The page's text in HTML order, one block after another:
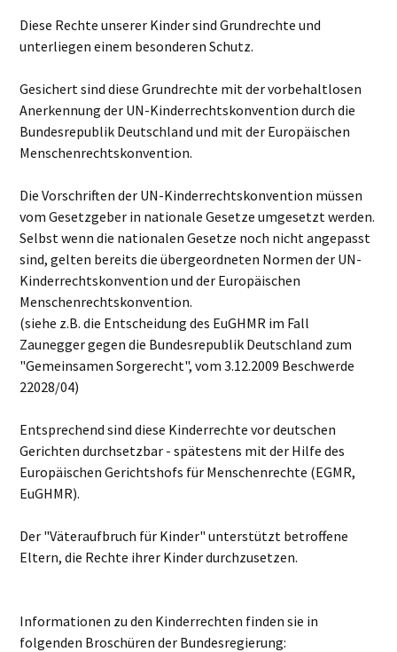
Diese Rechte unserer Kinder sind Grundrechte und
unterliegen einem besonderen Schutz.
Gesichert sind diese Grundrechte mit der vorbehaltlosen
Anerkennung der UN-Kinderrechtskonvention durch die
Bundesrepublik Deutschland und mit der Europäischen
Menschenrechtskonvention.
Die Vorschriften der UN-Kinderrechtskonvention müssen
vom Gesetzgeber in nationale Gesetze umgesetzt werden.
Selbst wenn die nationalen Gesetze noch nicht angepasst
sind, gelten bereits die übergeordneten Normen der UN-
Kinderrechtskonvention und der Europäischen
Menschenrechtskonvention.
(siehe z.B. die Entscheidung des EuGHMR im Fall
Zaunegger gegen die Bundesrepublik Deutschland zum
"Gemeinsamen Sorgerecht", vom 3.12.2009 Beschwerde
22028/04)
Entsprechend sind diese Kinderrechte vor deutschen
Gerichten durchsetzbar - spätestens mit der Hilfe des
Europäischen Gerichtshofs für Menschenrechte (EGMR,
EuGHMR).
Der "Väteraufbruch für Kinder" unterstützt betroffene
Eltern, die Rechte ihrer Kinder durchzusetzen.
Informationen zu den Kinderrechten finden sie in
folgenden Broschüren der Bundesregierung: